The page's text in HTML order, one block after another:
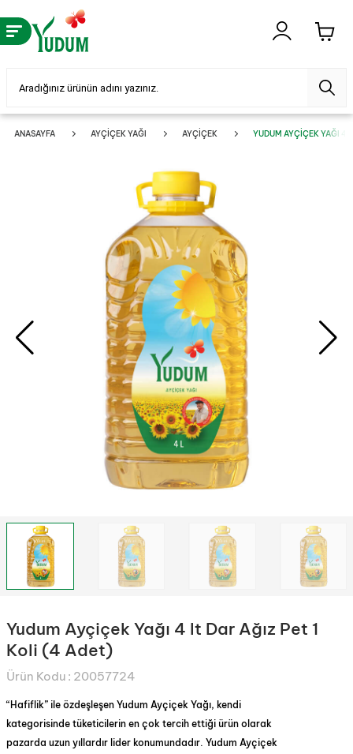
ANASAYFA AYÇIÇEK YAĞI AYÇIÇEK YUDUM AYÇIÇEK YAĞI 4
Yudum Ayçiçek Yağı 4 lt Dar Ağız Pet 1
Koli (4 Adet)
Ürün Kodu : 20057724
“Hafiflik” ile özdeşleşen Yudum Ayçiçek Yağı, kendi
kategorisinde tüketicilerin en çok tercih ettiği ürün olarak
pazarda uzun yıllardır lider konumundadır. Yudum Ayçiçek